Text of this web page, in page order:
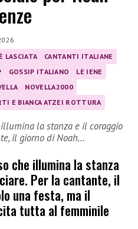
LASCIATA
CANTANTI ITALIANE
GOSSIP ITALIANO
LE IENE
NOVELLA2000
E BIANCA ATZEI ROTTURA
la stanza e il coraggio
il giorno di Noah…
che illumina la stanza
Per la cantante, il
una festa, ma il
tutta al femminile